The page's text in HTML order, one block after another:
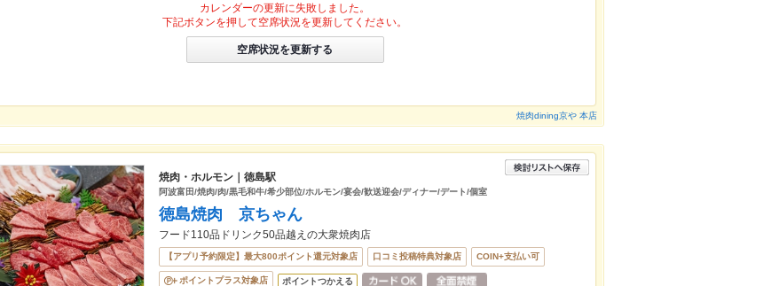
カレンダーの更新に失敗しました。
下記ボタンを押して空席状況を更新してください。
空席状況を更新する
焼肉dining京や 本店
焼肉・ホルモン｜徳島駅
阿波富田/焼肉/肉/黒毛和牛/希少部位/ホルモン/宴会/歓送迎会/ディナー/デート/個室
徳島焼肉 京ちゃん
フード110品ドリンク50品越えの大衆焼肉店
【アプリ予約限定】最大800ポイント還元対象店 口コミ投稿特典対象店 COIN+支払い可
ポイントプラス対象店 ポイントつかえる